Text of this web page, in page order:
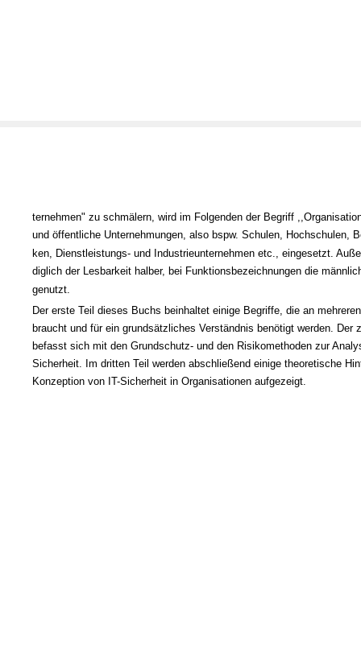
ternehmen" zu schmälern, wird im Folgenden der Begriff
und öffentliche Unternehmungen, also bspw. Schulen, Hochschulen,
ken, Dienstleistungs- und Industrieunternehmen etc., eingesetzt.
diglich der Lesbarkeit halber, bei Funktionsbezeichnungen die
genutzt.
Der erste Teil dieses Buchs beinhaltet einige Begriffe, die an
braucht und für ein grundsätzliches Verständnis benötigt werden. Der
befasst sich mit den Grundschutz- und den Risikomethoden zur
Sicherheit. Im dritten Teil werden abschließend einige theoretische
Konzeption von IT-Sicherheit in Organisationen aufgezeigt.